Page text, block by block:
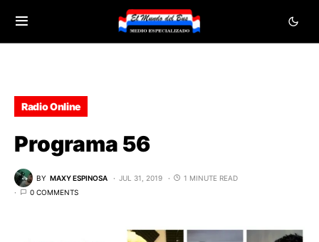
Radio Online
Programa 56
BY MAXY ESPINOSA JUL 31, 2019
1 MINUTE READ
0 COMMENTS